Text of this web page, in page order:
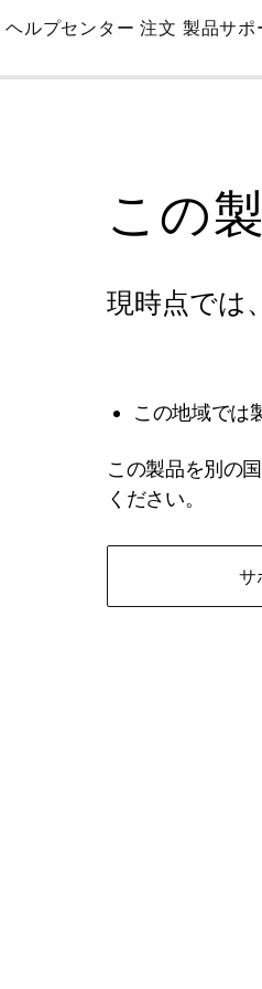
Skip
Main
ヘルプセンター 注文 製品サポ
この
現時点では
この地域では
この製品を別の
ください。
サ